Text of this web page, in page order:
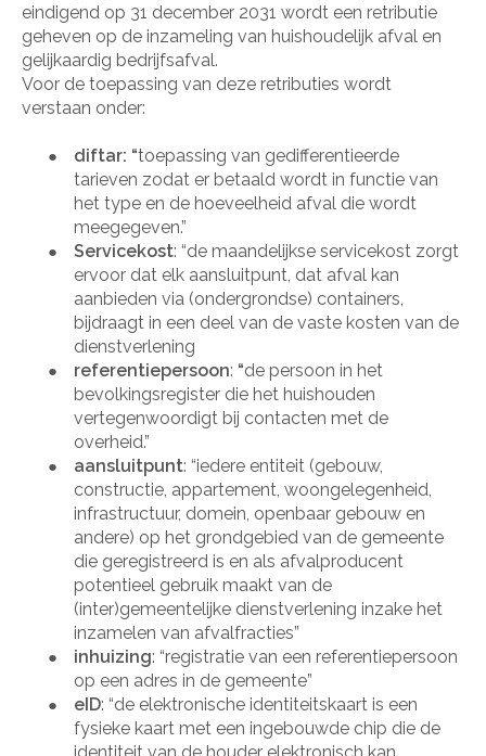
eindigend op 31 december 2031 wordt een retributie
geheven op de inzameling van huishoudelijk afval en
gelijkaardig bedrijfsafval.
Voor de toepassing van deze retributies wordt
verstaan onder:
● diftar: “toepassing van gedifferentieerde
tarieven zodat er betaald wordt in functie van
het type en de hoeveelheid afval die wordt
meegegeven.”
● Servicekost: “de maandelijkse servicekost zorgt
ervoor dat elk aansluitpunt, dat afval kan
aanbieden via (ondergrondse) containers,
bijdraagt in een deel van de vaste kosten van de
dienstverlening
● referentiepersoon: “de persoon in het
bevolkingsregister die het huishouden
vertegenwoordigt bij contacten met de
overheid.”
● aansluitpunt: “iedere entiteit (gebouw,
constructie, appartement, woongelegenheid,
infrastructuur, domein, openbaar gebouw en
andere) op het grondgebied van de gemeente
die geregistreerd is en als afvalproducent
potentieel gebruik maakt van de
(inter)gemeentelijke dienstverlening inzake het
inzamelen van afvalfracties”
● inhuizing: “registratie van een referentiepersoon
op een adres in de gemeente”
● eID: “de elektronische identiteitskaart is een
fysieke kaart met een ingebouwde chip die de